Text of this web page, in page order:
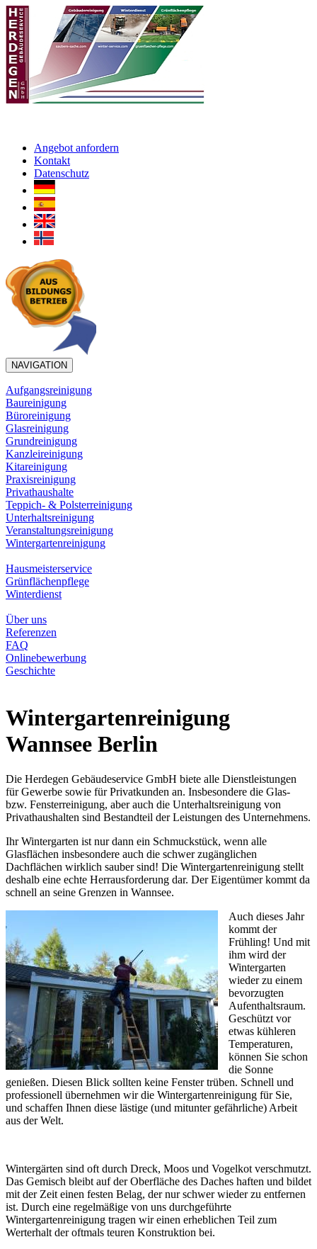
Angebot anfordern
Kontakt
Datenschutz
NAVIGATION
Aufgangsreinigung
Baureinigung
Büroreinigung
Glasreinigung
Grundreinigung
Kanzleireinigung
Kitareinigung
Praxisreinigung
Privathaushalte
Teppich- & Polsterreinigung
Unterhaltsreinigung
Veranstaltungsreinigung
Wintergartenreinigung
Hausmeisterservice
Grünflächenpflege
Winterdienst
Über uns
Referenzen
FAQ
Onlinebewerbung
Geschichte
Wintergartenreinigung
Wannsee Berlin
Die Herdegen Gebäudeservice GmbH biete alle Dienstleistungen
für Gewerbe sowie für Privatkunden an. Insbesondere die Glas-
bzw. Fensterreinigung, aber auch die Unterhaltsreinigung von
Privathaushalten sind Bestandteil der Leistungen des Unternehmens.
Ihr Wintergarten ist nur dann ein Schmuckstück, wenn alle
Glasflächen insbesondere auch die schwer zugänglichen
Dachflächen wirklich sauber sind! Die Wintergartenreinigung stellt
deshalb eine echte Herrausforderung dar. Der Eigentümer kommt da
schnell an seine Grenzen in Wannsee.
Auch dieses Jahr
kommt der
Frühling! Und mit
ihm wird der
Wintergarten
wieder zu einem
bevorzugten
Aufenthaltsraum.
Geschützt vor
etwas kühleren
Temperaturen,
können Sie schon
die Sonne
genießen. Diesen Blick sollten keine Fenster trüben. Schnell und
professionell übernehmen wir die Wintergartenreinigung für Sie,
und schaffen Ihnen diese lästige (und mitunter gefährliche) Arbeit
aus der Welt.
Wintergärten sind oft durch Dreck, Moos und Vogelkot verschmutzt.
Das Gemisch bleibt auf der Oberfläche des Daches haften und bildet
mit der Zeit einen festen Belag, der nur schwer wieder zu entfernen
ist. Durch eine regelmäßige von uns durchgeführte
Wintergartenreinigung tragen wir einen erheblichen Teil zum
Werterhalt der oftmals teuren Konstruktion bei.